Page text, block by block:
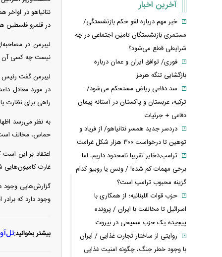
نتانیاهو در
در قلمرو فلسطین
لیبرمن در
نیست چه کسی آن
لیبرمن گفت رئیس
در مورد معادل
راهی برای نظارت
به نظر می‌رسد
حماس، مخالف
اعتقاد بر این
غارت کامیون‌هایی
گزارش‌هایی وجود
وجود دارد که
بیشتر بخوانید:
آخرین اخبار
خبر مهم درباره لغو حکم بازنشستگی/
مستمری بازنشستگان تامین اجتماعی در چه
شرایطی قطع می‌شود؟
فوری/ توافق ایران و عمان درباره
بازگشایی تنگه هرمز
سد دفاعی ریاض مستحکم می‌شود/
ترکیه، عربستان و پاکستان در آستانه پیمان
دفاعی + جرئیات
دردسر جدید همسر نتانیاهو/ از فریاد و
توهین تا درخواست ۳۰۰ هزار شکل غرامت
ترامپ:ذخایر تقریبا نامحدود داریم، اما
برخی مهمات کم شده! / ونس یا روبیو کدام
گزینه محبوب ترامپ است؟
حزب قوات اللبنانیه؛ از همکاری با
اسرائیل تا مخالفت با ایران / پرونده
پیچیده یک حزب مسیحی در بیروت
روایتی از ساختار تجارت غذایی / ایران
با وجود خطر جنگ، چگونه امنیت غذایی